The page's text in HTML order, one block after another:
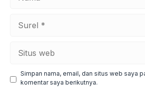
web
Simpan nama, email, dan situs web saya
komentar saya berikutnya.